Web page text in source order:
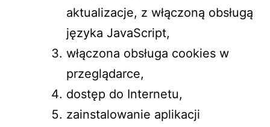
aktualizacje, z włączoną obsługą
języka JavaScript,
włączona obsługa cookies w
przeglądarce,
dostęp do Internetu,
zainstalowanie aplikacji